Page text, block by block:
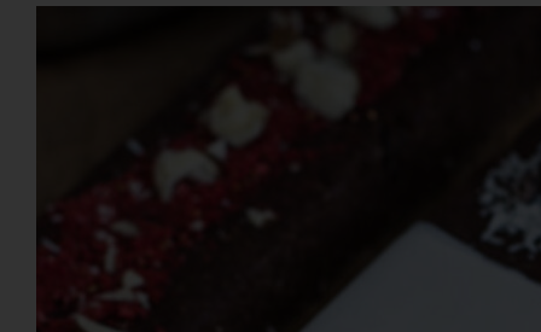
DIPS & AUFSTRICHE
DRINKS, SHAKES & SMOOTHIE